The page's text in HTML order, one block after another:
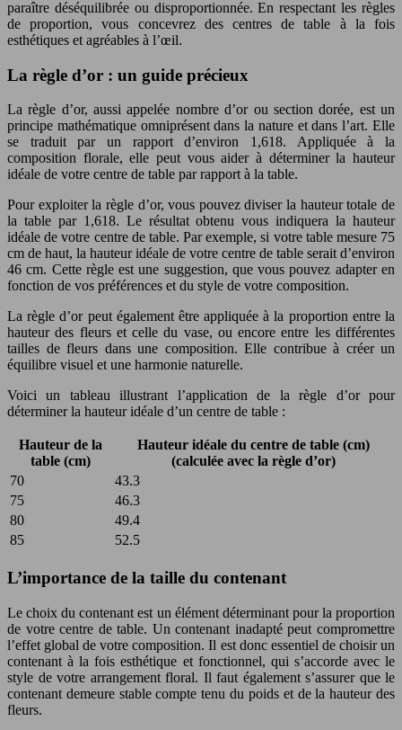
paraître déséquilibrée ou disproportionnée. En respectant les règles
de proportion, vous concevrez des centres de table à la fois
esthétiques et agréables à l’œil.
La règle d’or : un guide précieux
La règle d’or, aussi appelée nombre d’or ou section dorée, est un
principe mathématique omniprésent dans la nature et dans l’art. Elle
se traduit par un rapport d’environ 1,618. Appliquée à la
composition florale, elle peut vous aider à déterminer la hauteur
idéale de votre centre de table par rapport à la table.
Pour exploiter la règle d’or, vous pouvez diviser la hauteur totale de
la table par 1,618. Le résultat obtenu vous indiquera la hauteur
idéale de votre centre de table. Par exemple, si votre table mesure 75
cm de haut, la hauteur idéale de votre centre de table serait d’environ
46 cm. Cette règle est une suggestion, que vous pouvez adapter en
fonction de vos préférences et du style de votre composition.
La règle d’or peut également être appliquée à la proportion entre la
hauteur des fleurs et celle du vase, ou encore entre les différentes
tailles de fleurs dans une composition. Elle contribue à créer un
équilibre visuel et une harmonie naturelle.
Voici un tableau illustrant l’application de la règle d’or pour
déterminer la hauteur idéale d’un centre de table :
Hauteur de la
table (cm)
Hauteur idéale du centre de table (cm)
(calculée avec la règle d’or)
70
43.3
75
46.3
80
49.4
85
52.5
L’importance de la taille du contenant
Le choix du contenant est un élément déterminant pour la proportion
de votre centre de table. Un contenant inadapté peut compromettre
l’effet global de votre composition. Il est donc essentiel de choisir un
contenant à la fois esthétique et fonctionnel, qui s’accorde avec le
style de votre arrangement floral. Il faut également s’assurer que le
contenant demeure stable compte tenu du poids et de la hauteur des
fleurs.